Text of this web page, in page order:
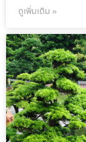
ดูเพิ่มเติม »